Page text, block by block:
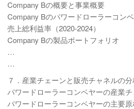
Company Bの概要と事業概要
Company Bのパワードローラーコン
売上総利益率（2020-2024）
Company Bの製品ポートフォリオ
…
…
７．産業チェーンと販売チャネルの
パワードローラーコンベヤーの産業
パワードローラーコンベヤーの主要